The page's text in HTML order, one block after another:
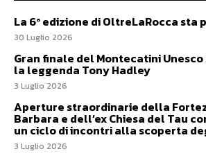
La 6ª edizione di OltreLaRocca sta
30 Luglio 2026
Gran finale del Montecatini
la leggenda Tony Hadley
3 Luglio 2026
Aperture straordinarie della
Barbara e dell’ex Chiesa del Tau
un ciclo di incontri alla scoperta
3 Luglio 2026